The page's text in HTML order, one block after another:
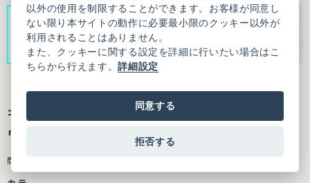
キュプラコットンローンナチュラルトリプル
ワッシャー ティアード スカート
商品番号：3101SK009261F20
以外の使用を制限することができます。お客様が同意し
ない限り本サイトの動作に必要最小限のクッキー以外が
利用されることはありません。
また、クッキーに関する設定を詳細に行いたい場合はこ
ちらから行えます。詳細設定
同意する
拒否する